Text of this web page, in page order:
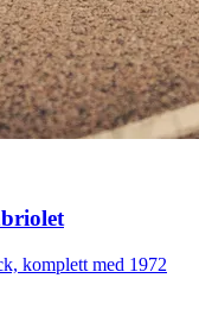
komplett med 1972